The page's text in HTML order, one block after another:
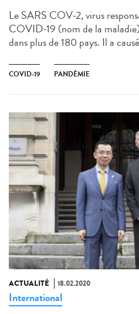
Le SARS COV-2, virus
COVID-19 (nom de la
dans plus de 180 pays. Il a
COVID-19 PANDÉMIE
ACTUALITÉ 18.02.2020
International